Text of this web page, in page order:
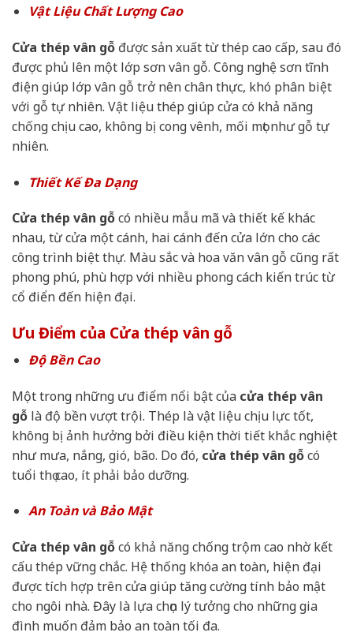
Vật Liệu Chất Lượng Cao
Cửa thép vân gỗ được sản xuất từ thép cao cấp, sau đó
được phủ lên một lớp sơn vân gỗ. Công nghệ sơn tĩnh
điện giúp lớp vân gỗ trở nên chân thực, khó phân biệt
với gỗ tự nhiên. Vật liệu thép giúp cửa có khả năng
chống chịu cao, không bị cong vênh, mối mọt như gỗ tự
nhiên.
Thiết Kế Đa Dạng
Cửa thép vân gỗcó nhiều mẫu mã và thiết kế khác
nhau, từ cửa một cánh, hai cánh đến cửa lớn cho các
công trình biệt thự. Màu sắc và hoa văn vân gỗ cũng rất
phong phú, phù hợp với nhiều phong cách kiến trúc từ
cổ điển đến hiện đại.
Ưu Điểm của Cửa thép vân gỗ
Độ Bền Cao
Một trong những ưu điểm nổi bật của cửa thép vân
gỗ là độ bền vượt trội. Thép là vật liệu chịu lực tốt,
không bị ảnh hưởng bởi điều kiện thời tiết khắc nghiệt
như mưa, nắng, gió, bão. Do đó, cửa thép vân gỗcó
tuổi thọ cao, ít phải bảo dưỡng.
An Toàn và Bảo Mật
Cửa thép vân gỗcó khả năng chống trộm cao nhờ kết
cấu thép vững chắc. Hệ thống khóa an toàn, hiện đại
được tích hợp trên cửa giúp tăng cường tính bảo mật
cho ngôi nhà. Đây là lựa chọn lý tưởng cho những gia
đình muốn đảm bảo an toàn tối đa.